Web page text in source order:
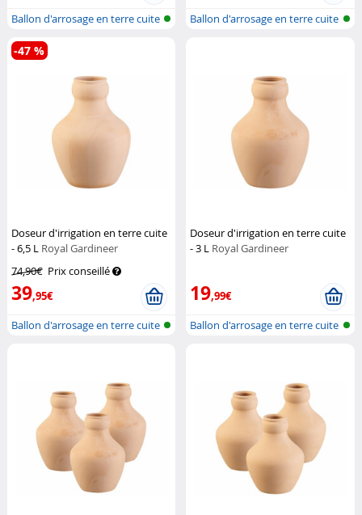
Ballon d'arrosage en terre cuite
po...
Ballon d'arrosage en terre cuite
Doseur d'irrigation en terre cuite
- 6,5 L Royal Gardineer
74,90€ Prix conseillé
39,95€
-47 %
Ballon d'arrosage en terre cuite
Doseur d'irrigation en terre cuite
- 3 L Royal Gardineer
19,99€
Ballon d'arrosage en terre cuite